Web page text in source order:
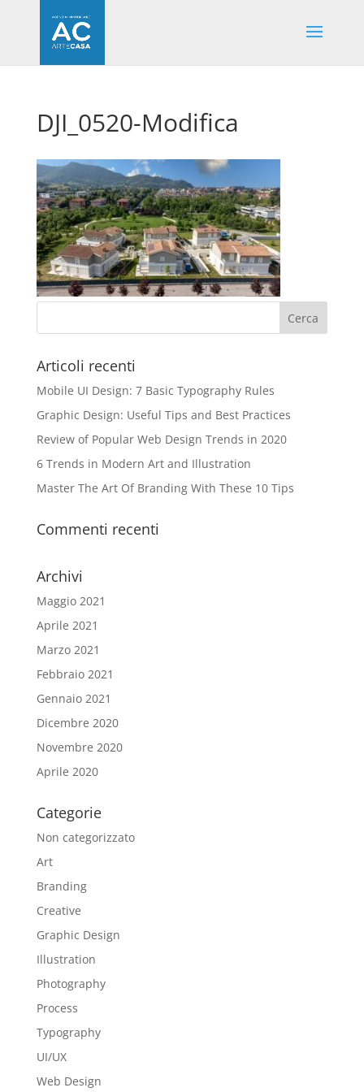
DJI_0520-Modifica
Articoli recenti
Mobile UI Design: 7 Basic Typography Rules
Graphic Design: Useful Tips and Best Practices
Review of Popular Web Design Trends in 2020
6 Trends in Modern Art and Illustration
Master The Art Of Branding With These 10 Tips
Commenti recenti
Archivi
Maggio 2021
Aprile 2021
Marzo 2021
Febbraio 2021
Gennaio 2021
Dicembre 2020
Novembre 2020
Aprile 2020
Categorie
Non categorizzato
Art
Branding
Creative
Graphic Design
Illustration
Photography
Process
Typography
UI/UX
Web Design